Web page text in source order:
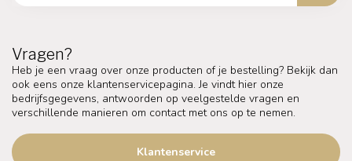
Vragen?
Heb je een vraag over onze producten of je bestelling? Bekijk dan
ook eens onze klantenservicepagina. Je vindt hier onze
bedrijfsgegevens, antwoorden op veelgestelde vragen en
verschillende manieren om contact met ons op te nemen.
Klantenservice